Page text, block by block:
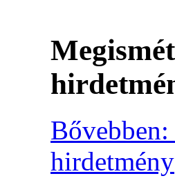
hirdetmény